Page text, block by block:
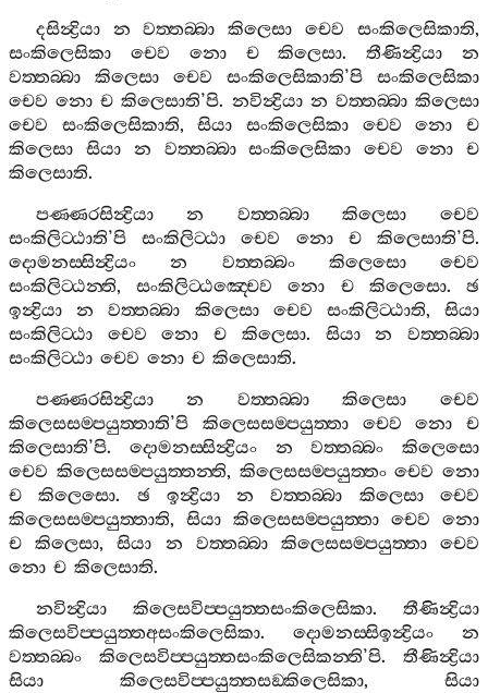
දසින්‍ද්‍රියා
න වත‍්තබ‍්බා කිලෙසා චෙව සංකිලෙසිකාති,
සංකිලෙසිකා
චෙව නො ච කිලෙසා.තීණින්‍ද්‍රියා
න
වත‍්තබ‍්බා
කිලෙසා චෙව සංකිලෙසිකාති’පි
සංකිලෙසිකා
චෙව නො ච කිලෙසාති’පි. නවින්‍ද්‍රියා න වත‍්තබ‍්බා කිලෙසා
චෙව
සංකිලෙසිකාති,සියා සංකිලෙසිකා චෙව නො
ච
කිලෙසා
සියා න වත‍්තබ‍්බා සංකිලෙසිකා චෙව නො
ච
කිලෙසාති.
පණ‍්ණරසින්‍ද්‍රියා
න වත‍්තබ‍්බා කිලෙසා
චෙව
සංකිලිට‍්ඨාති’පි සංකිලිට‍්ඨා චෙව නො ච කිලෙසාති’පි.
දොමනස‍්සින්‍ද්‍රියං
න වත‍්තබ‍්බං කිලෙසො
චෙව
සංකිලිට‍්ඨන‍්ති,සංකිලිට‍්ඨඤ‍්චෙව නො ච කිලෙසො.ඡ
ඉන්‍ද්‍රියා
න වත‍්තබ‍්බා කිලෙසා චෙව සංකිලිට‍්ඨාති,සියා
සංකිලිට‍්ඨා
චෙව නො ච කිලෙසා. සියා න
වත‍්තබ‍්බා
සංකිලිට‍්ඨා චෙව නො ච කිලෙසාති.
පණ‍්ණරසින්‍ද්‍රියා
න වත‍්තබ‍්බා කිලෙසා
චෙව
කිලෙසසම‍්පයුත‍්තාති’පි කිලෙසසම‍්පයුත‍්තා චෙව නො
ච
කිලෙසාති’පි. දොමනස‍්සින්‍ද්‍රියං න වත‍්තබ‍්බං
කිලෙසො
චෙව කිලෙසසම‍්පයුත‍්තන‍්ති, කිලෙසසම‍්පයුත‍්තං චෙව නො
ච
කිලෙසො. ඡ ඉන්‍ද්‍රියා න වත‍්තබ‍්බා කිලෙසා
චෙව
කිලෙසසම‍්පයුත‍්තාති, සියා කිලෙසසම‍්පයුත‍්තා චෙව
නො
ච
කිලෙසා,සියා න වත‍්තබ‍්බා කිලෙසසම‍්පයුත‍්තා
චෙව
නො ච කිලෙසාති.
නවින්‍ද්‍රියා
කිලෙසවිප‍්පයුත‍්තසංකිලෙසිකා. තීණින්‍ද්‍රියා
කිලෙසවිප‍්පයුත‍්තඅසංකිලෙසිකා. දොමනස‍්සිඉන්‍ද්‍රියං
න
වත‍්තබ‍්බං
කිලෙසවිප‍්පයුත‍්තසංකිලෙසිකන‍්ති’පි. තීණින්‍ද්‍රියා
සියා
කිලෙසවිප‍්පයුත‍්තසඞ‍්කිලෙසිකා, සියා